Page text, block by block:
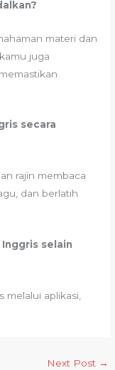
materi dan
juga
secara
rajin membaca
dan berlatih
selain
melalui aplikasi,
Next Post →